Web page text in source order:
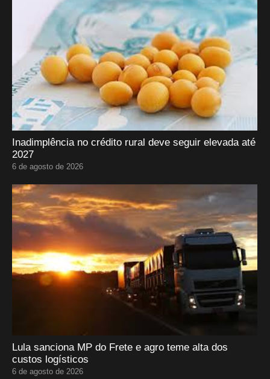
Inadimplência no crédito rural deve seguir elevada até
2027
6 de agosto de 2026
Lula sanciona MP do Frete e agro teme alta dos
custos logísticos
6 de agosto de 2026